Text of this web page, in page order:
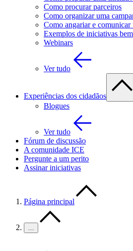
Como procurar parceiros
Como organizar uma
Como angariar e comunicar
Exemplos de iniciativas
Webinars
Ver tudo
Experiências dos cidadãos
Blogues
Ver tudo
Fórum de discussão
A comunidade ICE
Pergunte a um perito
Assinar iniciativas
Página principal
…